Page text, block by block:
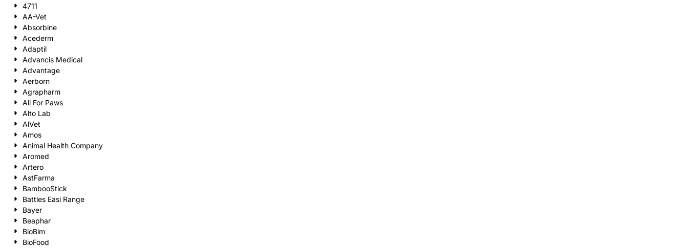
4711
AA-Vet
Absorbine
Acederm
Adaptil
Advancis Medical
Advantage
Aerborn
Agrapharm
All For Paws
Alto Lab
AlVet
Amos
Animal Health Company
Aromed
Artero
AstFarma
BambooStick
Battles Easi Range
Bayer
Beaphar
BioBim
BioFood